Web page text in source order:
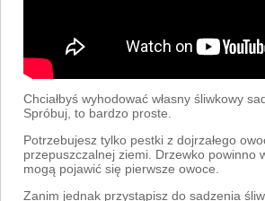
Chciałbyś wyhodować własny śliwkowy
Spróbuj, to bardzo proste.
Potrzebujesz tylko pestki z dojrzałego
przepuszczalnej ziemi. Drzewko powinno
mogą pojawić się pierwsze owoce.
Zanim jednak przystąpisz do sadzenia